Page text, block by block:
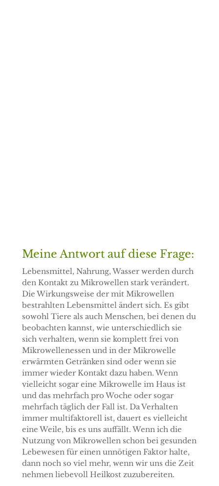
Meine Antwort auf diese Frage:
Lebensmittel, Nahrung, Wasser werden durch
den Kontakt zu Mikrowellen stark verändert.
Die Wirkungsweise der mit Mikrowellen
bestrahlten Lebensmittel ändert sich. Es gibt
sowohl Tiere als auch Menschen, bei denen du
beobachten kannst, wie unterschiedlich sie
sich verhalten, wenn sie komplett frei von
Mikrowellenessen und in der Mikrowelle
erwärmten Getränken sind oder wenn sie
immer wieder Kontakt dazu haben. Wenn
vielleicht sogar eine Mikrowelle im Haus ist
und das mehrfach pro Woche oder sogar
mehrfach täglich der Fall ist. Da Verhalten
immer multifaktorell ist, dauert es vielleicht
eine Weile, bis es uns auffällt. Wenn ich die
Nutzung von Mikrowellen schon bei gesunden
Lebewesen für einen unnötigen Faktor halte,
dann noch so viel mehr, wenn wir uns die Zeit
nehmen liebevoll Heilkost zuzubereiten.